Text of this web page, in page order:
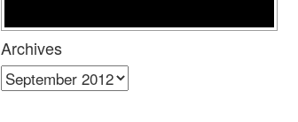
Archives
Archives